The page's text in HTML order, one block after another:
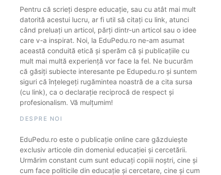
Pentru că scrieți despre educație, sau cu atât mai mult
datorită acestui lucru, ar fi util să citați cu link, atunci
când preluați un articol, părți dintr-un articol sau o idee
care v-a inspirat. Noi, la EduPedu.ro ne-am asumat
această conduită etică și sperăm că și publicațiile cu
mult mai multă experiență vor face la fel. Ne bucurăm
că găsiți subiecte interesante pe Edupedu.ro și suntem
siguri că înțelegeți rugămintea noastră de a cita sursa
(cu link), ca o declarație reciprocă de respect și
profesionalism. Vă mulțumim!
DESPRE NOI
EduPedu.ro este o publicație online care găzduiește
exclusiv articole din domeniul educației și cercetării.
Urmărim constant cum sunt educați copiii noștri, cine și
cum face politicile din educație și cercetare, cine și cum